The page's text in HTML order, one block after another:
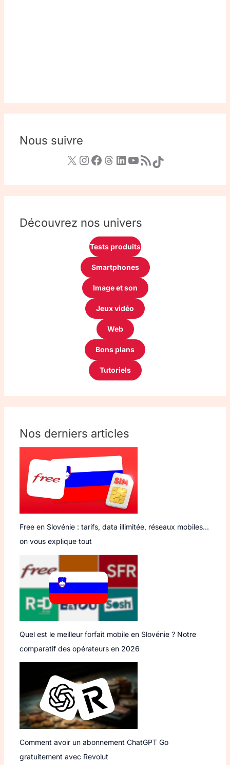
Nous suivre
Découvrez nos univers
Tests produits
Smartphones
Image et son
Jeux vidéo
Web
Bons plans
Tutoriels
Nos derniers articles
Free en Slovénie : tarifs, data illimitée, réseaux mobiles…
on vous explique tout
Quel est le meilleur forfait mobile en Slovénie ? Notre
comparatif des opérateurs en 2026
Comment avoir un abonnement ChatGPT Go
gratuitement avec Revolut